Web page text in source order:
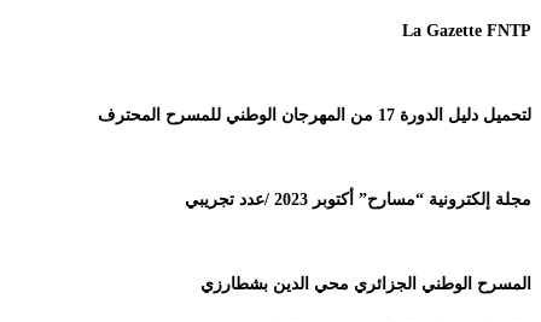
La Gazette FNTP
لتحميل دليل الدورة 17 من المهرجان الوطني للمسرح المحترف
مجلة إلكترونية “مسارح” أكتوبر 2023 /عدد تجريبي
المسرح الوطني الجزائري محي الدين بشطارزي